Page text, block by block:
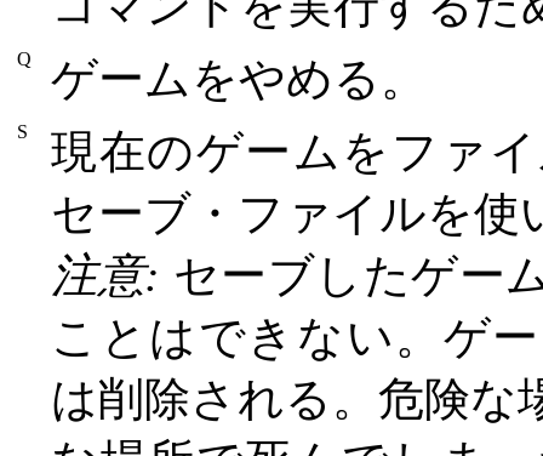
Q ゲームをやめる。
S
現在のゲームをファ
セーブ・ファイルを使
注意: セーブしたゲー
ことはできない。ゲ
は削除される。危険な